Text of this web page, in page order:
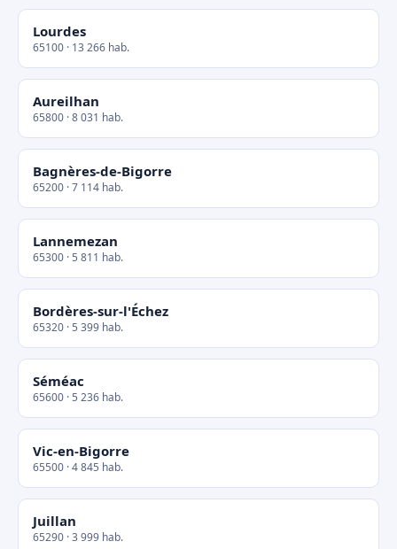
Lourdes
65100 · 13 266 hab.
Aureilhan
65800 · 8 031 hab.
Bagnères-de-Bigorre
65200 · 7 114 hab.
Lannemezan
65300 · 5 811 hab.
Bordères-sur-l'Échez
65320 · 5 399 hab.
Séméac
65600 · 5 236 hab.
Vic-en-Bigorre
65500 · 4 845 hab.
Juillan
65290 · 3 999 hab.